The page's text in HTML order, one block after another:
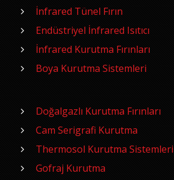
İnfrared Tünel Fırın
Endüstriyel İnfrared Isıtıcı
İnfrared Kurutma Fırınları
Boya Kurutma Sistemleri
Doğalgazlı Kurutma Fırınları
Cam Serigrafi Kurutma
Thermosol Kurutma Sistemleri
Gofraj Kurutma